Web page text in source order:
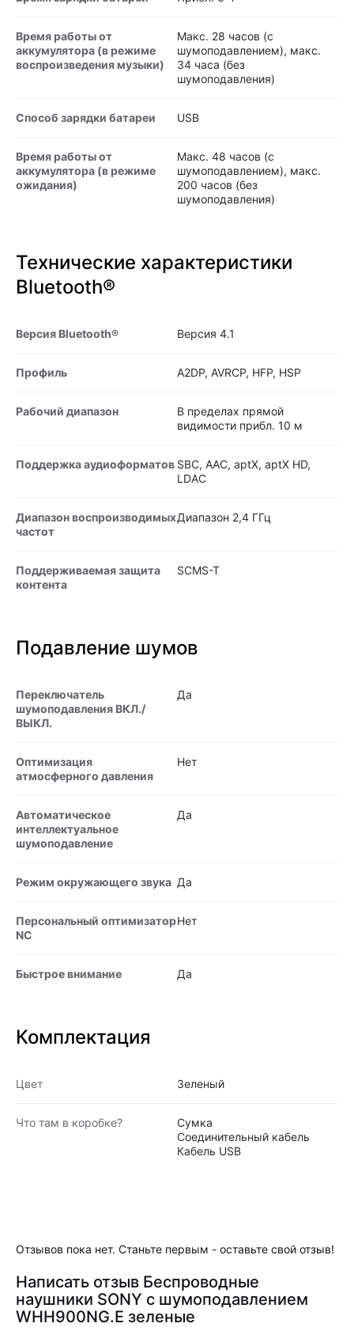
Время работы от
аккумулятора (в режиме
воспроизведения музыки)
Макс. 28 часов (с
шумоподавлением), макс.
34 часа (без
шумоподавления)
Способ зарядки батареи USB
Время работы от
аккумулятора (в режиме
ожидания)
Макс. 48 часов (с
шумоподавлением), макс.
200 часов (без
шумоподавления)
Технические характеристики
Bluetooth®
Версия Bluetooth® Версия 4.1
Профиль A2DP, AVRCP, HFP, HSP
Рабочий диапазон
В пределах прямой
видимости прибл. 10 м
Поддержка аудиоформатов SBC, AAC, aptX, aptX HD,
LDAC
Диапазон воспроизводимых
частот
Диапазон 2,4 ГГц
Поддерживаемая защита
контента
SCMS-T
Подавление шумов
Переключатель
шумоподавления ВКЛ./
ВЫКЛ.
Да
Оптимизация
атмосферного давления
Нет
Автоматическое
интеллектуальное
шумоподавление
Да
Режим окружающего звука Да
Персональный оптимизатор
NC
Нет
Быстрое внимание Да
Комплектация
Цвет Зеленый
Что там в коробке?
Сумка
Соединительный кабель
Кабель USB
Отзывов пока нет. Станьте первым - оставьте свой отзыв!
Написать отзыв Беспроводные
наушники SONY с шумоподавлением
WHH900NG.E зеленые